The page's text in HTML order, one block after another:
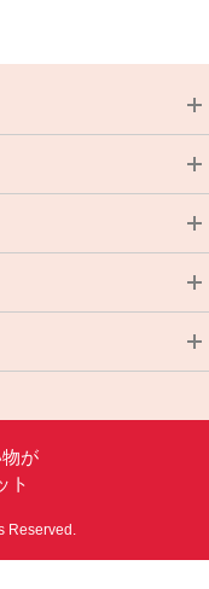
が
ト
Reserved.